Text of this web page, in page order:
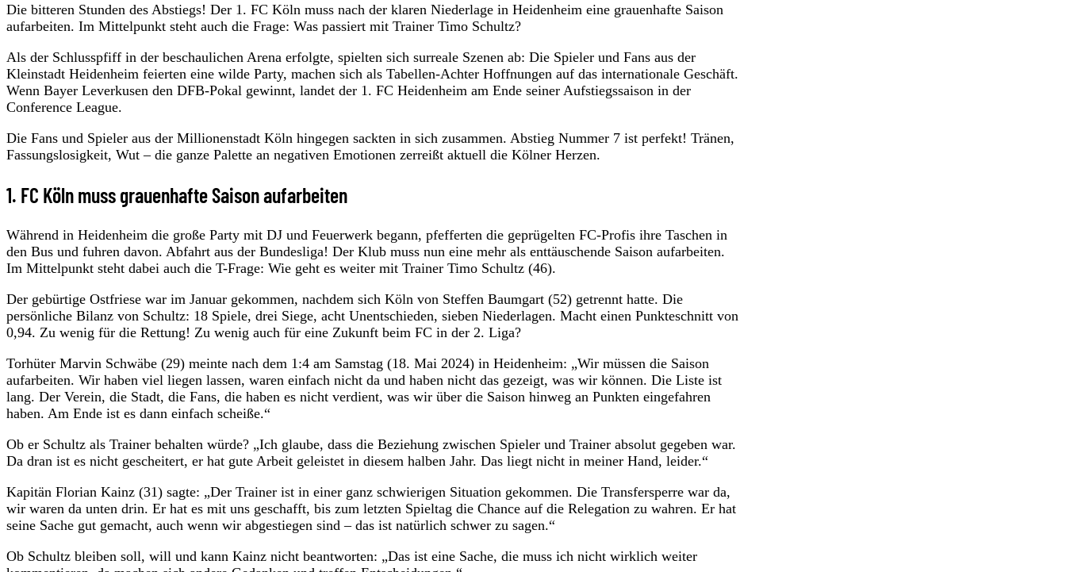
Die bitteren Stunden des Abstiegs! Der 1. FC Köln muss nach der klaren Niederlage in Heidenheim eine grauenhafte Saison
aufarbeiten. Im Mittelpunkt steht auch die Frage: Was passiert mit Trainer Timo Schultz?
Als der Schlusspfiff in der beschaulichen Arena erfolgte, spielten sich surreale Szenen ab: Die Spieler und Fans aus der
Kleinstadt Heidenheim feierten eine wilde Party, machen sich als Tabellen-Achter Hoffnungen auf das internationale Geschäft.
Wenn Bayer Leverkusen den DFB-Pokal gewinnt, landet der 1. FC Heidenheim am Ende seiner Aufstiegssaison in der
Conference League.
Die Fans und Spieler aus der Millionenstadt Köln hingegen sackten in sich zusammen. Abstieg Nummer 7 ist perfekt! Tränen,
Fassungslosigkeit, Wut – die ganze Palette an negativen Emotionen zerreißt aktuell die Kölner Herzen.
1. FC Köln muss grauenhafte Saison aufarbeiten
Während in Heidenheim die große Party mit DJ und Feuerwerk begann, pfefferten die geprügelten FC-Profis ihre Taschen in
den Bus und fuhren davon. Abfahrt aus der Bundesliga! Der Klub muss nun eine mehr als enttäuschende Saison aufarbeiten.
Im Mittelpunkt steht dabei auch die T-Frage: Wie geht es weiter mit Trainer Timo Schultz (46).
Der gebürtige Ostfriese war im Januar gekommen, nachdem sich Köln von Steffen Baumgart (52) getrennt hatte. Die
persönliche Bilanz von Schultz: 18 Spiele, drei Siege, acht Unentschieden, sieben Niederlagen. Macht einen Punkteschnitt von
0,94. Zu wenig für die Rettung! Zu wenig auch für eine Zukunft beim FC in der 2. Liga?
Torhüter Marvin Schwäbe (29) meinte nach dem 1:4 am Samstag (18. Mai 2024) in Heidenheim: „Wir müssen die Saison
aufarbeiten. Wir haben viel liegen lassen, waren einfach nicht da und haben nicht das gezeigt, was wir können. Die Liste ist
lang. Der Verein, die Stadt, die Fans, die haben es nicht verdient, was wir über die Saison hinweg an Punkten eingefahren
haben. Am Ende ist es dann einfach scheiße.“
Ob er Schultz als Trainer behalten würde? „Ich glaube, dass die Beziehung zwischen Spieler und Trainer absolut gegeben war.
Da dran ist es nicht gescheitert, er hat gute Arbeit geleistet in diesem halben Jahr. Das liegt nicht in meiner Hand, leider.“
Kapitän Florian Kainz (31) sagte: „Der Trainer ist in einer ganz schwierigen Situation gekommen. Die Transfersperre war da,
wir waren da unten drin. Er hat es mit uns geschafft, bis zum letzten Spieltag die Chance auf die Relegation zu wahren. Er hat
seine Sache gut gemacht, auch wenn wir abgestiegen sind – das ist natürlich schwer zu sagen.“
Ob Schultz bleiben soll, will und kann Kainz nicht beantworten: „Das ist eine Sache, die muss ich nicht wirklich weiter